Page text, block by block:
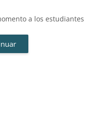
a los estudiantes